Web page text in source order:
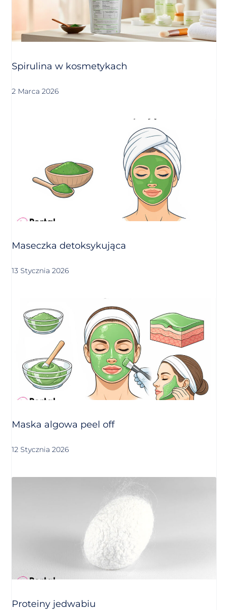
Spirulina w kosmetykach
2 Marca 2026
Maseczka detoksykująca
13 Stycznia 2026
Maska algowa peel off
12 Stycznia 2026
Proteiny jedwabiu